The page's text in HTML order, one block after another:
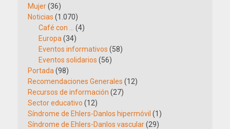
Mujer(36)
Noticias (1.070)
Café con …
(4)
Europa (34)
Eventos informativos (58)
Eventos solidarios (56)
Portada (98)
Recomendaciones Generales (12)
Recursos de información (27)
Sector educativo (12)
Síndrome de Ehlers-Danlos hipermóvil (1)
Síndrome de Ehlers-Danlos vascular(29)